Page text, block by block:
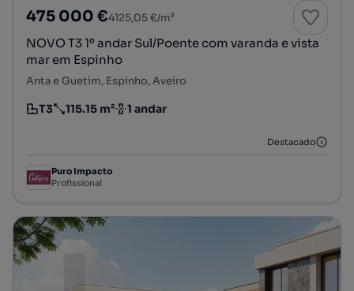
475 000 €4125,05 €/m²
NOVO T3 1º andar Sul/Poente com varanda e vista
mar em Espinho
Anta e Guetim, Espinho, Aveiro
Tipologia
T3
Preço por metro quadrado
115.15 m²
Andar 1 andar
Destacado
Puro Impacto
Profissional